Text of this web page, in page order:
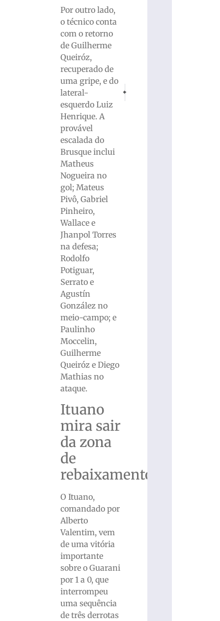
Por outro lado,
o técnico conta
com o retorno
de Guilherme
Queiróz,
recuperado de
uma gripe, e do
lateral-
esquerdo Luiz
Henrique. A
provável
escalada do
Brusque inclui
Matheus
Nogueira no
gol; Mateus
Pivô, Gabriel
Pinheiro,
Wallace e
Jhanpol Torres
na defesa;
Rodolfo
Potiguar,
Serrato e
Agustín
González no
meio-campo; e
Paulinho
Moccelin,
Guilherme
Queiróz e Diego
Mathias no
ataque.
Ituano
mira sair
da zona
de
rebaixamento
O Ituano,
comandado por
Alberto
Valentim, vem
de uma vitória
importante
sobre o Guarani
por 1 a 0, que
interrompeu
uma sequência
de três derrotas